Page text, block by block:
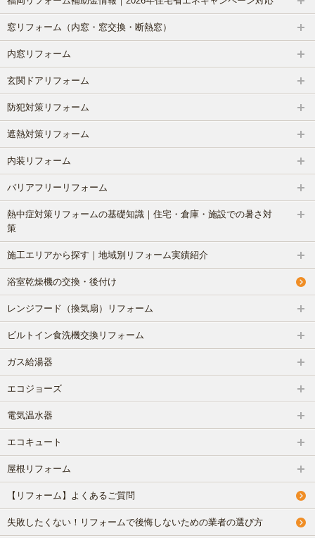
窓リフォーム（内窓・窓交換・断熱窓）
内窓リフォーム
玄関ドアリフォーム
防犯対策リフォーム
遮熱対策リフォーム
内装リフォーム
バリアフリーリフォーム
熱中症対策リフォームの基礎知識｜住宅・倉庫・施設での暑さ対
策
施工エリアから探す｜地域別リフォーム実績紹介
浴室乾燥機の交換・後付け
レンジフード（換気扇）リフォーム
ビルトイン食洗機交換リフォーム
ガス給湯器
エコジョーズ
電気温水器
エコキュート
屋根リフォーム
【リフォーム】よくあるご質問
失敗したくない！リフォームで後悔しないための業者の選び方